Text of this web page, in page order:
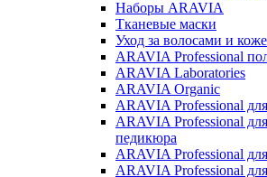
Наборы ARAVIA
Тканевые маски
Уход за волосами и
ARAVIA Professional
ARAVIA Laboratories
ARAVIA Organic
ARAVIA Professional
ARAVIA Professional
педикюра
ARAVIA Professional
ARAVIA Professional